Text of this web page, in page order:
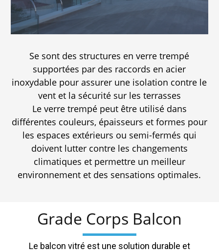
Se sont des structures en verre trempé
supportées par des raccords en acier
inoxydable pour assurer une isolation contre le
vent et la sécurité sur les terrasses
Le verre trempé peut être utilisé dans
différentes couleurs, épaisseurs et formes pour
les espaces extérieurs ou semi-fermés qui
doivent lutter contre les changements
climatiques et permettre un meilleur
environnement et des sensations optimales.
Grade Corps Balcon
Le balcon vitré est une solution durable et